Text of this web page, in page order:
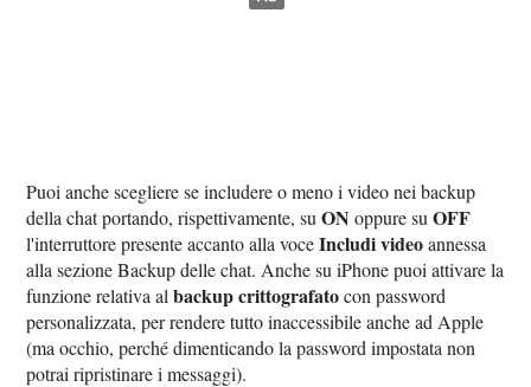
Puoi anche scegliere se includere o meno i video nei backup
della chat portando, rispettivamente, suON oppure suOFF
l'interruttore presente accanto alla voceIncludi videoannessa
alla sezione Backup delle chat. Anche su iPhone puoi attivare la
funzione relativa albackup crittografatocon password
personalizzata, per rendere tutto inaccessibile anche ad Apple
(ma occhio, perché dimenticando la password impostata non
potrai ripristinare i messaggi).